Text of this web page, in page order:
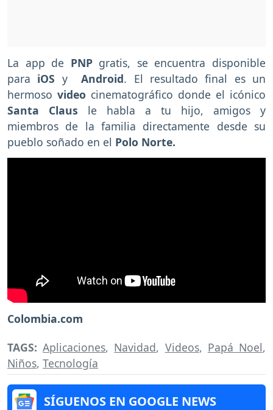
La app de PNPgratis, se encuentra disponible
para iOS yAndroid. El resultado final es un
hermoso video cinematográfico donde el icónico
Santa Claus le habla a tu hijo, amigos y
miembros de la familia directamente desde su
pueblo soñado en el Polo Norte.
Colombia.com
TAGS:Aplicaciones, Navidad, Videos, Papá Noel,
Niños, Tecnología
SÍGUENOS EN GOOGLE NEWS